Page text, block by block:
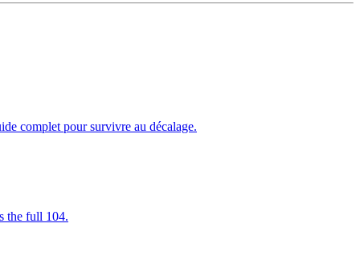
complet pour survivre au décalage.
the full 104.